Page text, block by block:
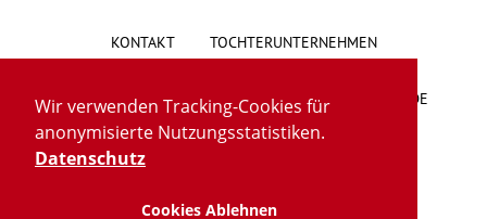
Wir verwenden Tracking-Cookies für
anonymisierte Nutzungsstatistiken.
Datenschutz
Cookies Ablehnen
KONTAKT TOCHTERUNTERNEHMEN
HINWEISGEBERSYSTEM VORSCHLAG/BESCHWERDE
LIEFERKETTENGESETZ
IMPRESSUM DATENSCHUTZ